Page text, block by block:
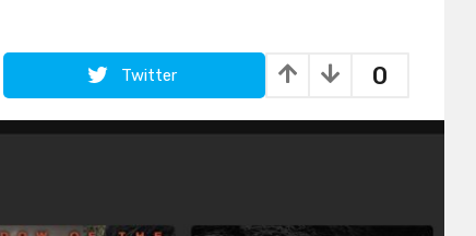
0
Twitter